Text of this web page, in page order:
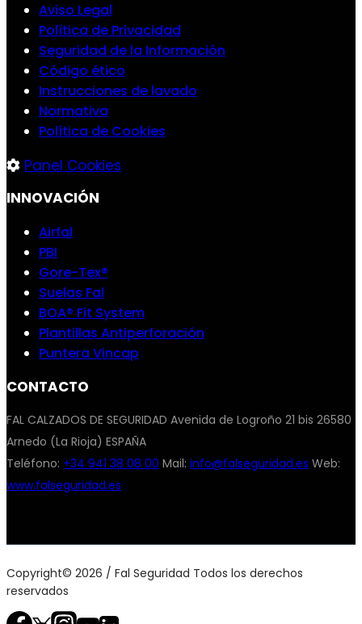
Aviso Legal
Política de Privacidad
Seguridad de la Información
Código ético
Instrucciones de lavado
Normativa
Política de Cookies
Panel Cookies
INNOVACIÓN
Airfal
PBI
Gore-Tex®
Suelas Fal
BOA® Fit System
Plantillas Antiperforación
Puntera Vincap
CONTACTO
FAL CALZADOS DE SEGURIDAD Avenida de Logroño 21 bis 26580
Arnedo (La Rioja) ESPAÑA
Teléfono: +34 941 38 08 00 Mail: info@falseguridad.es Web:
www.falseguridad.es
Copyright© 2026 / Fal Seguridad Todos los derechos
reservados